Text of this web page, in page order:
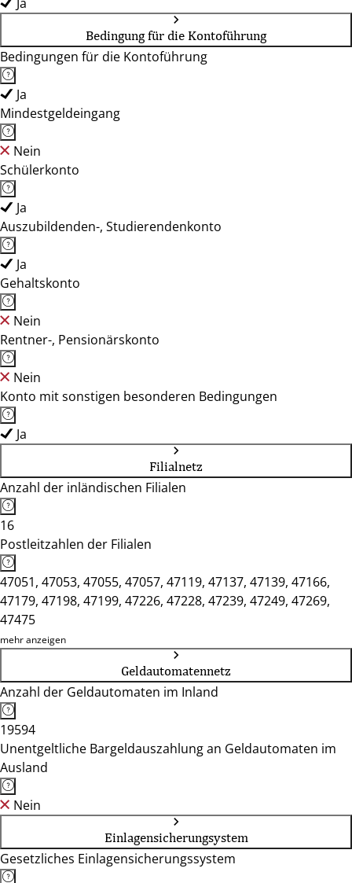
Bedingung für die Kontoführung
Bedingungen für die Kontoführung
Ja
Mindestgeldeingang
Nein
Schülerkonto
Ja
Auszubildenden-, Studierendenkonto
Ja
Gehaltskonto
Nein
Rentner-, Pensionärskonto
Nein
Konto mit sonstigen besonderen Bedingungen
Ja
Filialnetz
Anzahl der inländischen Filialen
16
Postleitzahlen der Filialen
47051, 47053, 47055, 47057, 47119, 47137, 47139, 47166,
47179, 47198, 47199, 47226, 47228, 47239, 47249, 47269,
47475
mehr anzeigen
Geldautomatennetz
Anzahl der Geldautomaten im Inland
19594
Unentgeltliche Bargeldauszahlung an Geldautomaten im
Ausland
Nein
Einlagensicherungsystem
Gesetzliches Einlagensicherungssystem